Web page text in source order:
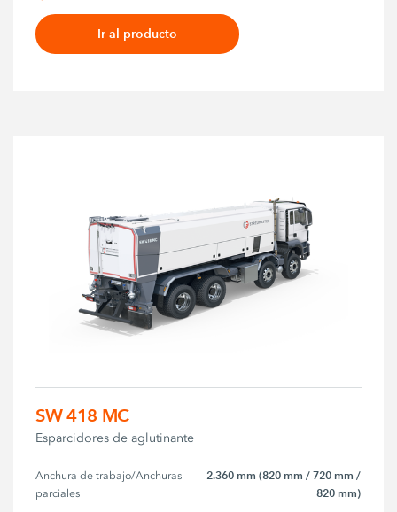
Ir al producto
SW 418 MC
Esparcidores de aglutinante
Anchura de trabajo/Anchuras
parciales
2.360 mm (820 mm / 720 mm /
820 mm)